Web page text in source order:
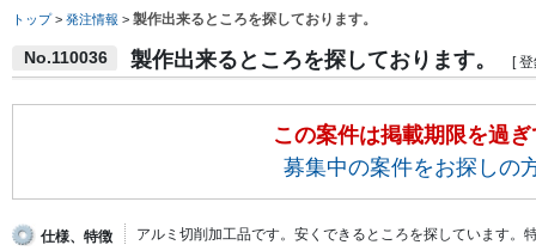
トップ> 発注情報 > 製作出来るところを探しております。
No.110036 製作出来るところを探しております。 [
この案件は掲載期限を過
募集中の案件をお探しの
仕様、特徴 アルミ切削加工品です。安くできるところを探しています。